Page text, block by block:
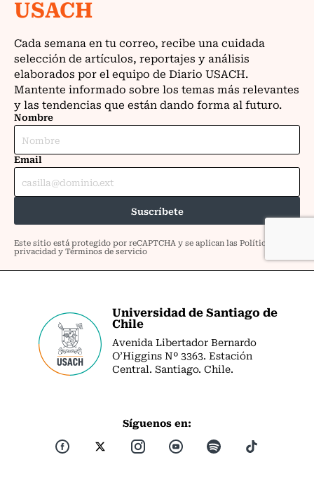
Universidad de Santiago de
Chile
Avenida Libertador Bernardo
O’Higgins Nº 3363. Estación
Central. Santiago. Chile.
Síguenos en: